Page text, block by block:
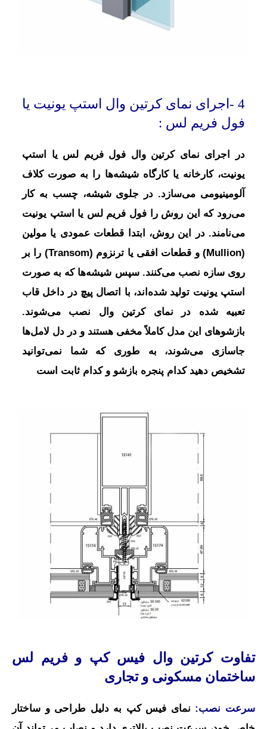
4 -اجرای نمای کرتین وال استپ یونیت یا
فول فریم لس :
در اجرای نمای کرتین وال فول فریم لس یا استپ
یونیت، کارخانه یا کارگاه شیشه‌ها را به صورت کلاف
آلومینیومی می‌سازد. در جلوی شیشه، چسب به کار
می‌رود که این روش را فول فریم لس یا استپ یونیت
می‌نامند. در این روش، ابتدا قطعات عمودی یا مولین
(Mullion) و قطعات افقی یا ترنزوم (Transom) را بر
روی سازه نصب می‌کنند. سپس شیشه‌ها که به صورت
استپ یونیت تولید شده‌اند، با اتصال پیچ در داخل قاب
تعبیه شده در نمای کرتین وال نصب می‌شوند.
بازشوهای این مدل کاملاً مخفی هستند و در دل لامل‌ها
جاسازی می‌شوند، به طوری که شما نمی‌توانید
تشخیص دهید کدام پنجره بازشو و کدام ثابت است
تفاوتکرتین وال فیس کپ و فریم لس
ساختمان مسکونی و تجاری
سرعت نصب: نمای فیس کپ به دلیل طراحی و ساختار